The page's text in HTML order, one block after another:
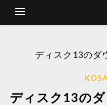
ディスク13のダ
ディスク13の